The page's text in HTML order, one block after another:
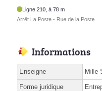
Ligne 210, à 78 m
Arrêt La Poste - Rue de la Poste
Informations
Enseigne Mille
Forme juridique